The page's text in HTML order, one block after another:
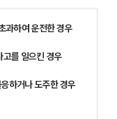
과하여 운전한 경우
를 일으킨 경우
하거나 도주한 경우